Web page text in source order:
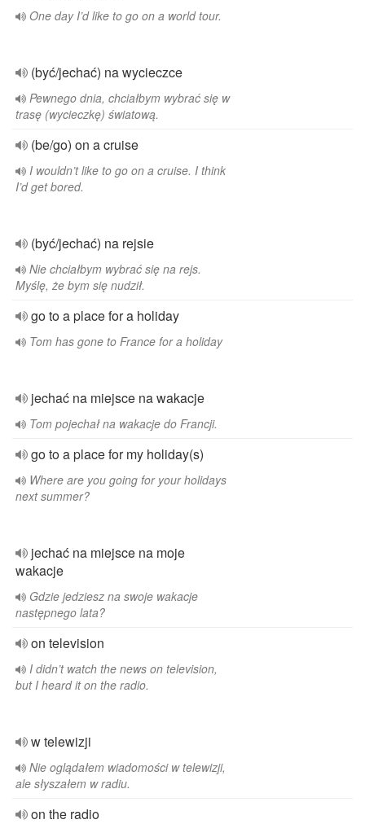
One day I’d like to go on a world tour.
(być/jechać) na wycieczce
Pewnego dnia, chciałbym wybrać się w
trasę (wycieczkę) światową.
(be/go) on a cruise
I wouldn’t like to go on a cruise. I think
I’d get bored.
(być/jechać) na rejsie
Nie chciałbym wybrać się na rejs.
Myślę, że bym się nudził.
go to a place for a holiday
Tom has gone to France for a holiday
jechać na miejsce na wakacje
Tom pojechał na wakacje do Francji.
go to a place for my holiday(s)
Where are you going for your holidays
next summer?
jechać na miejsce na moje
wakacje
Gdzie jedziesz na swoje wakacje
następnego lata?
on television
I didn’t watch the news on television,
but I heard it on the radio.
w telewizji
Nie oglądałem wiadomości w telewizji,
ale słyszałem w radiu.
on the radio